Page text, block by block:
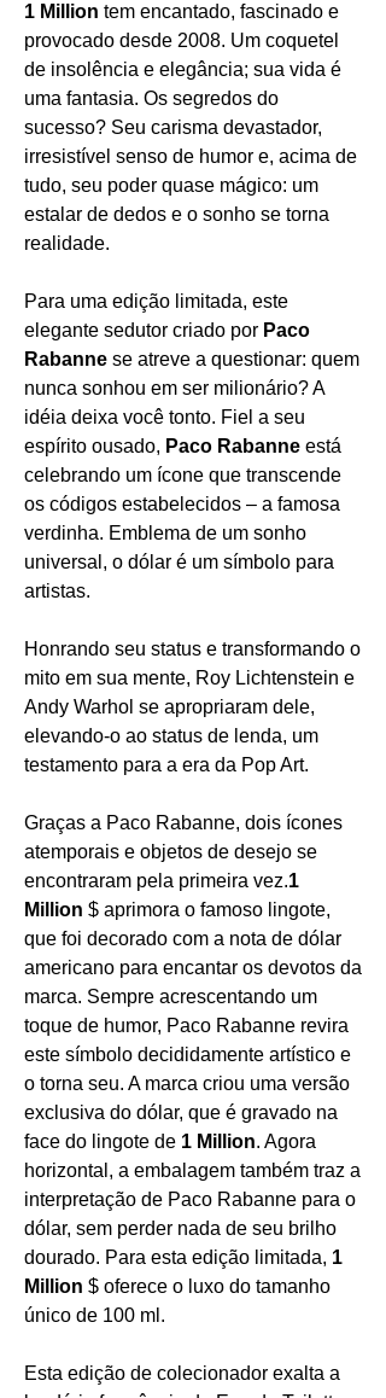
1 Million tem encantado, fascinado e
provocado desde 2008. Um coquetel
de insolência e elegância; sua vida é
uma fantasia. Os segredos do
sucesso? Seu carisma devastador,
irresistível senso de humor e, acima de
tudo, seu poder quase mágico: um
estalar de dedos e o sonho se torna
realidade.
Para uma edição limitada, este
elegante sedutor criado por Paco
Rabanne se atreve a questionar: quem
nunca sonhou em ser milionário? A
idéia deixa você tonto. Fiel a seu
espírito ousado, Paco Rabanne está
celebrando um ícone que transcende
os códigos estabelecidos – a famosa
verdinha. Emblema de um sonho
universal, o dólar é um símbolo para
artistas.
Honrando seu status e transformando o
mito em sua mente, Roy Lichtenstein e
Andy Warhol se apropriaram dele,
elevando-o ao status de lenda, um
testamento para a era da Pop Art.
Graças a Paco Rabanne, dois ícones
atemporais e objetos de desejo se
encontraram pela primeira vez.1
Million $ aprimora o famoso lingote,
que foi decorado com a nota de dólar
americano para encantar os devotos da
marca. Sempre acrescentando um
toque de humor, Paco Rabanne revira
este símbolo decididamente artístico e
o torna seu. A marca criou uma versão
exclusiva do dólar, que é gravado na
face do lingote de 1 Million. Agora
horizontal, a embalagem também traz a
interpretação de Paco Rabanne para o
dólar, sem perder nada de seu brilho
dourado. Para esta edição limitada, 1
Million $ oferece o luxo do tamanho
único de 100 ml.
Esta edição de colecionador exalta a